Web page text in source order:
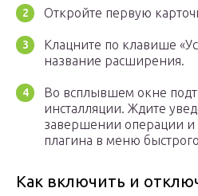
Откройте первую
Клацните по клавише
название расширения.
Во всплывшем окне
инсталляции. Ждите
завершении операции и
плагина в меню
Как включить и